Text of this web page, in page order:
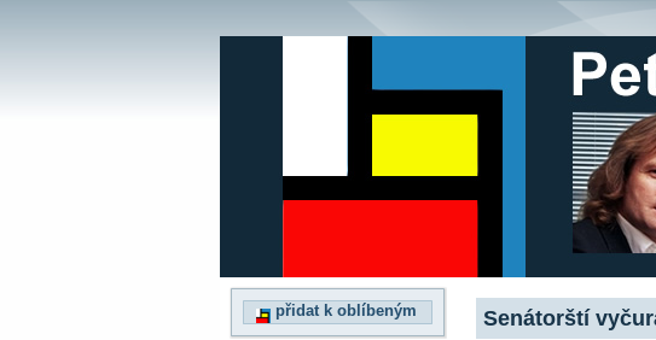
přidat k oblíbeným Senátorští